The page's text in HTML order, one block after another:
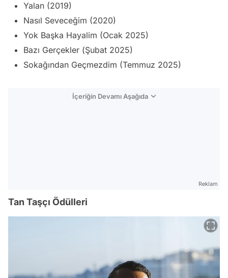
Yalan (2019)
Nasıl Seveceğim (2020)
Yok Başka Hayalim (Ocak 2025)
Bazı Gerçekler (Şubat 2025)
Sokağından Geçmezdim (Temmuz 2025)
İçeriğin Devamı Aşağıda
Reklam
Tan Taşçı Ödülleri